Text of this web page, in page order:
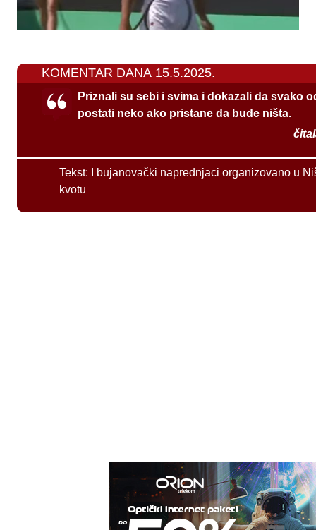
KOMENTAR DANA 15.5.2025.
Priznali su sebi i svima i dokazali da svako
postati neko ako pristane da bude ništa.
Tekst:
I bujanovački naprednjaci organizovano u
kvotu